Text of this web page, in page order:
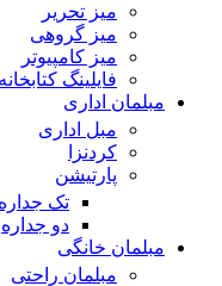
میز تحریر
میز گروهی
میز کامپیوتر
فایلینگ کتابخانه
مبلمان اداری
مبل اداری
کردنزا
پارتیشن
تک جداره
دو جداره
مبلمان خانگی
مبلمان راحتی